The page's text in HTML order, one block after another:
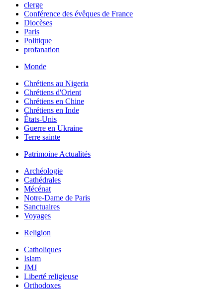
clerge
Conférence des évêques de France
Diocèses
Paris
Politique
profanation
Monde
Chrétiens au Nigeria
Chrétiens d'Orient
Chrétiens en Chine
Chrétiens en Inde
États-Unis
Guerre en Ukraine
Terre sainte
Patrimoine Actualités
Archéologie
Cathédrales
Mécénat
Notre-Dame de Paris
Sanctuaires
Voyages
Religion
Catholiques
Islam
JMJ
Liberté religieuse
Orthodoxes